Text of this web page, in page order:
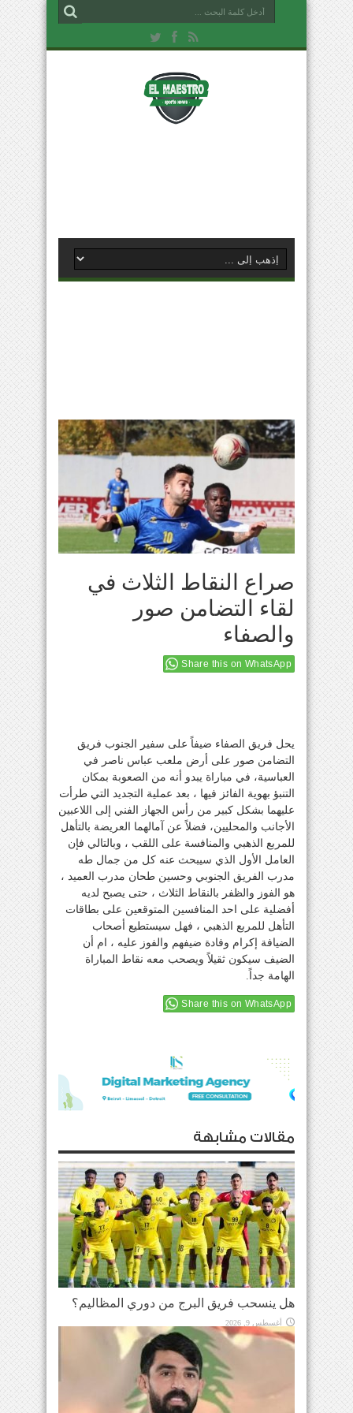
صراع النقاط الثلاث في
لقاء التضامن صور
والصفاء
Share this on WhatsApp
يحل فريق الصفاء ضيفاً على سفير الجنوب فريق
التضامن صور على أرض ملعب عباس ناصر في
العباسية، في مباراة يبدو أنه من الصعوبة بمكان
التنبؤ بهوية الفائز فيها ، بعد عملية التجديد التي طرأت
عليهما بشكل كبير من رأس الجهاز الفني إلى اللاعبين
الأجانب والمحليين، فضلاً عن آمالهما العريضة بالتأهل
للمربع الذهبي والمنافسة على اللقب ، وبالتالي فإن
العامل الأول الذي سيبحث عنه كل من جمال طه
مدرب الفريق الجنوبي وحسين طحان مدرب العميد ،
هو الفوز والظفر بالنقاط الثلاث ، حتى يصبح لديه
أفضلية على احد المنافسين المتوقعين على بطاقات
التأهل للمربع الذهبي ، فهل سيستطيع أصحاب
الضيافة إكرام وفادة ضيفهم والفوز عليه ، ام أن
الضيف سيكون ثقيلاً ويصحب معه نقاط المباراة
الهامة جداً.
Share this on WhatsApp
مقالات مشابهة
هل ينسحب فريق البرج من دوري المظاليم؟
أغسطس 9, 2026